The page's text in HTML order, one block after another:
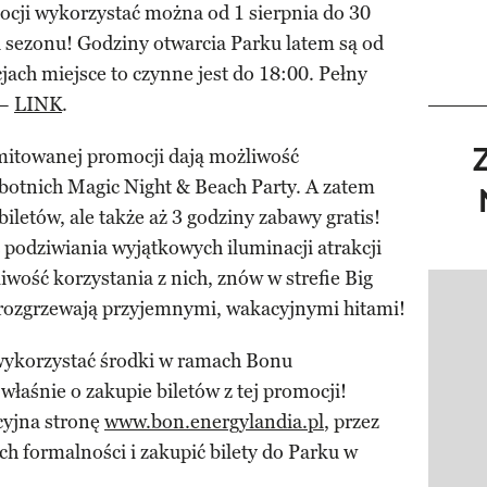
wykorzystać można od 1 sierpnia do 30
Godziny otwarcia Parku latem są od
miejsce to czynne jest do 18:00. Pełny
LINK.
promocji dają możliwość
Magic Night & Beach Party. A zatem
ale także aż 3 godziny zabawy gratis!
wyjątkowych iluminacji atrakcji
korzystania z nich, znów w strefie Big
przyjemnymi, wakacyjnymi hitami!
środki w ramach Bonu
o zakupie biletów z tej promocji!
stronę www.bon.energylandia.pl, przez
formalności i zakupić bilety do Parku w